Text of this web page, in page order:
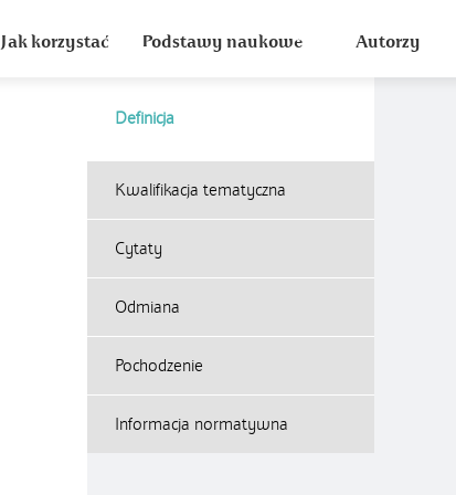
Jak korzystać Podstawy naukowe Autorzy
Definicja
Kwalifikacja tematyczna
Cytaty
Odmiana
Pochodzenie
Informacja normatywna